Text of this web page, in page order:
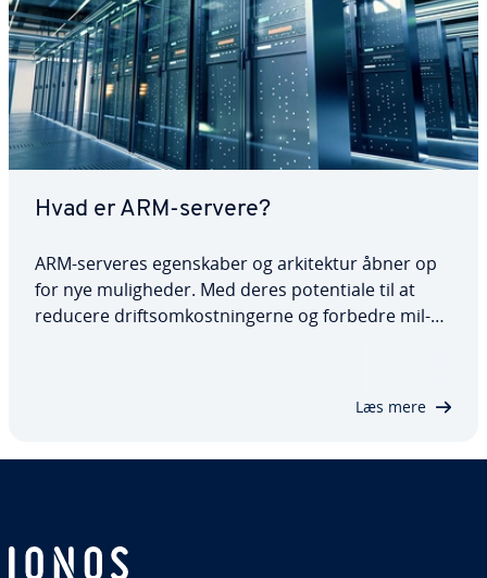
Hvad er ARM-servere?
ARM-serveres egen­ska­ber og ar­ki­tek­tur åbner op
for nye mu­lig­he­der. Med deres po­ten­ti­a­le til at
reducere driftsom­kost­nin­ger­ne og forbedre mil­
Læs mere